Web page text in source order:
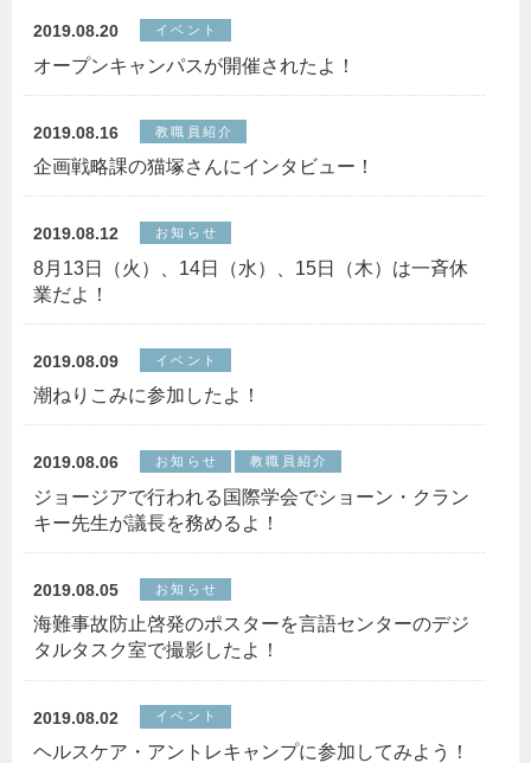
2019.08.20 イベント
オープンキャンパスが開催されたよ！
2019.08.16 教職員紹介
企画戦略課の猫塚さんにインタビュー！
2019.08.12 お知らせ
8月13日（火）、14日（水）、15日（木）は一斉休
業だよ！
2019.08.09 イベント
潮ねりこみに参加したよ！
2019.08.06 お知らせ 教職員紹介
ジョージアで行われる国際学会でショーン・クラン
キー先生が議長を務めるよ！
2019.08.05 お知らせ
海難事故防止啓発のポスターを言語センターのデジ
タルタスク室で撮影したよ！
2019.08.02 イベント
ヘルスケア・アントレキャンプに参加してみよう！